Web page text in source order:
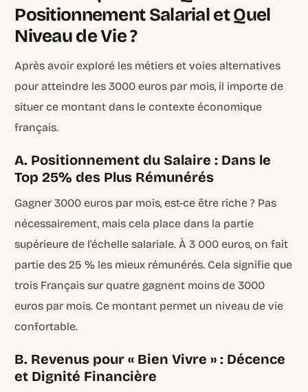
Positionnement Salarial et Quel
Niveau de Vie ?
Après avoir exploré les métiers et voies alternatives
pour atteindre les 3000 euros par mois, il importe de
situer ce montant dans le contexte économique
français.
A. Positionnement du Salaire : Dans le
Top 25% des Plus Rémunérés
Gagner 3000 euros par mois, est-ce être riche ? Pas
nécessairement, mais cela place dans la partie
supérieure de l’échelle salariale. À 3 000 euros, on fait
partie des 25 % les mieux rémunérés. Cela signifie que
trois Français sur quatre gagnent moins de 3000
euros par mois. Ce montant permet un niveau de vie
confortable.
B. Revenus pour « Bien Vivre » : Décence
et Dignité Financière